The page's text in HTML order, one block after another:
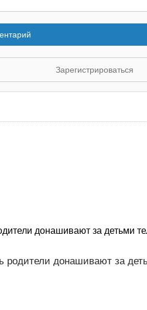
Зарегистрироваться
донашивают за детьми
родители донашивают за